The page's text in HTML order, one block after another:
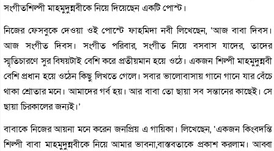
সংগীতশিল্পী মাহমুদুন্নবীকে নিয়ে দিয়েছেন একটি পোস্ট।
নিজের ফেসবুকে দেওয়া ওই পোস্টে ফাহমিদা নবী লিখেছেন, ‘আজ বাবা দিবস।
আজ সংগীত দিবস। সংগীত পরিবার, সংগীত নিয়ে বসবাস যাদের, তাদের
স্মৃতিচারণে সুর বিষয়টাই বেশি করে প্রতীয়মান হয়ে ওঠে। একজন শিল্পী মাহমুদুন্নবী
বেশি প্রধান হয়ে ওঠেন কিছু লিখতে গেলে। সবার ভালোবাসায় গানে গানে যার বেঁচে
থাকা শ্রোতার মনে। আমাদের গর্ব হয়। আর বাবা তো ছায়া সব সন্তানের কাছেই। সে
ছায়া চিরকালের জন‍্যই।’
বাবাকে নিজের আয়না মনে করেন জনপ্রিয় এ গায়িকা। লিখেছেন, ‘একজন কিংবদন্তি
শিল্পী বাবা মাহমুদুন্নবীকে নিয়ে আমার ভাবনা,বাস্তবতাকে প্রকাশ করলাম। আব্বা